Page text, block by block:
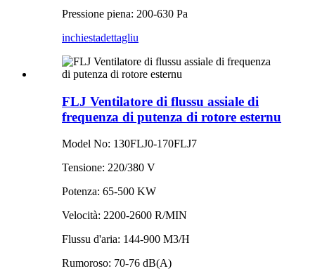
Pressione piena: 200-630 Pa
inchiestadettagliu
FLJ Ventilatore di flussu assiale di
frequenza di putenza di rotore esternu
Model No: 130FLJ0-170FLJ7
Tensione: 220/380 V
Potenza: 65-500 KW
Velocità: 2200-2600 R/MIN
Flussu d'aria: 144-900 M3/H
Rumoroso: 70-76 dB(A)